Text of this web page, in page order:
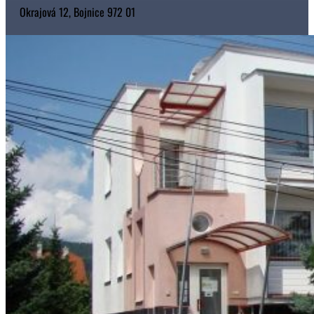
Okrajová 12, Bojnice 972 01